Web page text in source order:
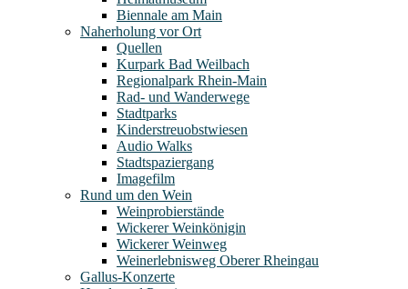
Biennale am Main
Naherholung vor Ort
Quellen
Kurpark Bad Weilbach
Regionalpark Rhein-Main
Rad- und Wanderwege
Stadtparks
Kinderstreuobstwiesen
Audio Walks
Stadtspaziergang
Imagefilm
Rund um den Wein
Weinprobierstände
Wickerer Weinkönigin
Wickerer Weinweg
Weinerlebnisweg Oberer Rheingau
Gallus-Konzerte